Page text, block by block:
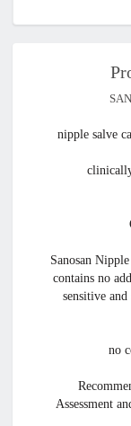
nipple salve
Sanosan
contains no
sensitive
no
Assessment